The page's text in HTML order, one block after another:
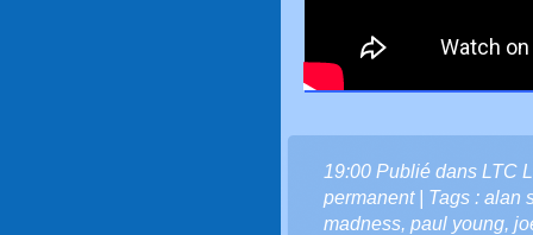
19:00 Publié dans LTC
permanent| Tags : alan
madness, paul young,